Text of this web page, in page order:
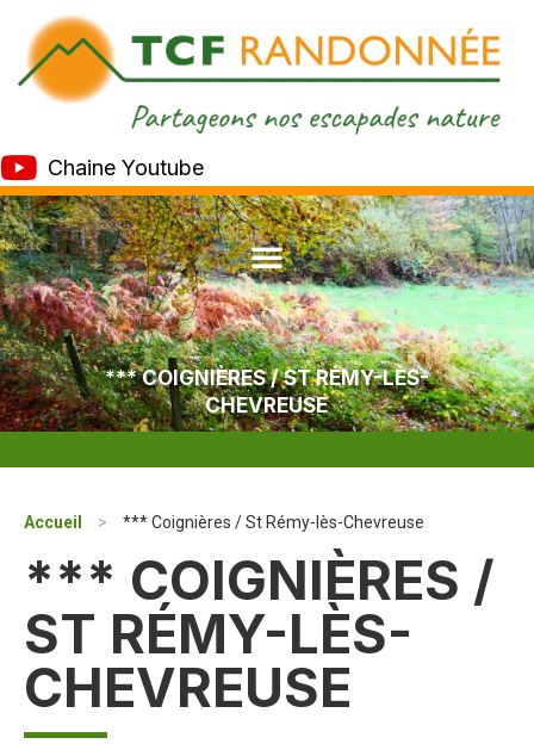
Chaine Youtube
*** COIGNIÈRES / ST RÉMY-LÈS-
CHEVREUSE
Accueil > *** Coignières / St Rémy-lès-Chevreuse
*** COIGNIÈRES /
ST RÉMY-LÈS-
CHEVREUSE